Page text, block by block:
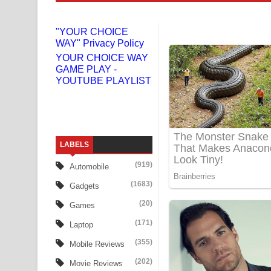
Niwuna Numba Hinda Song Lyrics - නිවුනා නුඹ
Numba Dun Aadare Song Lyrics - නුඹ දුන් ආදරේ
Liyamuda Dan Anagathe Song Lyrics - ලියමුද
Doni Song Lyrics - දෝණි ගීතයේ පද පෙළ
Benthara Palame Song Lyrics - බෙන්තර පාලමේ
Sanda Babalena Song Lyrics - සඳ බැබලෙන ගීතයේ
Adare Wadi Nisa Song Lyrics - ආදරේ වැඩි නිසා
UNUHUMA Song Lyrics - උණුහුම ගීතයේ පද පෙළ
Katakara Song Lyrics - කටකාර ගීතයේ පද පෙළ
Tharu Yaye Dilena Song Lyrics - තරු යායේ
"YOUR CHOICE
WAY" Privacy Policy
YOUR CHOICE WAY
GAME PLAY -
YOUTUBE PLAYLIST
LABELS
Automobile (919)
Gadgets (1683)
Games (20)
Laptop (171)
Mobile Reviews (355)
Movie Reviews (202)